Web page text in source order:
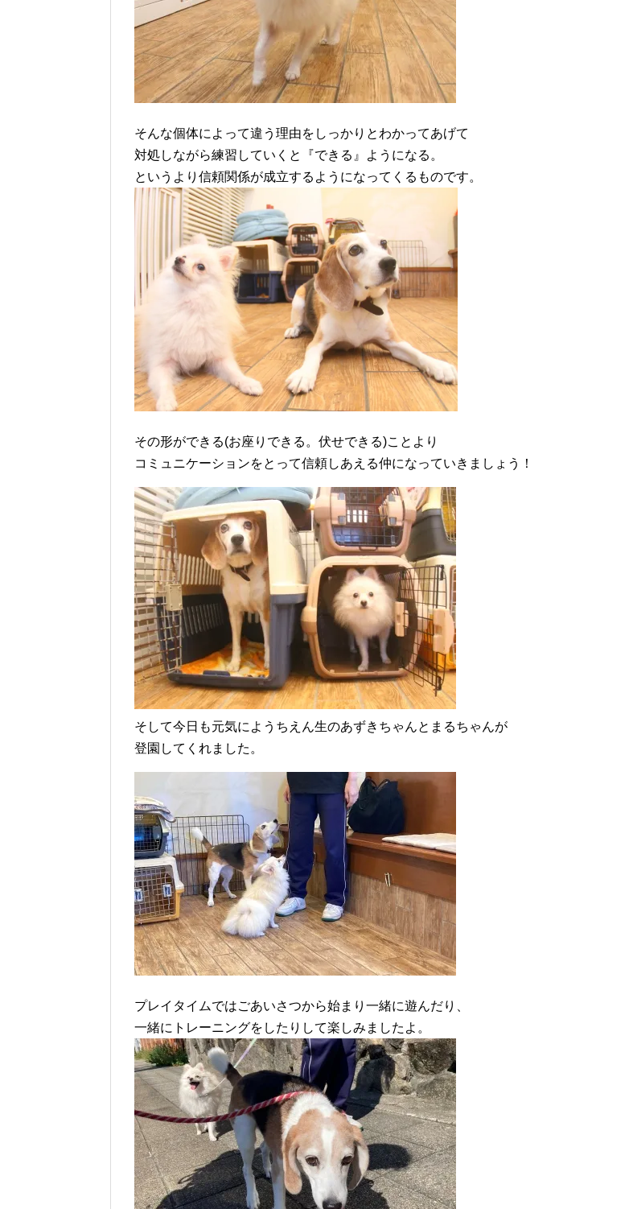
そんな個体によって違う理由をしっかりとわかってあげて
対処しながら練習していくと『できる』ようになる。
というより信頼関係が成立するようになってくるものです。
その形ができる(お座りできる。伏せできる)ことより
コミュニケーションをとって信頼しあえる仲になっていきましょう！
そして今日も元気にようちえん生のあずきちゃんとまるちゃんが
登園してくれました。
プレイタイムではごあいさつから始まり一緒に遊んだり、
一緒にトレーニングをしたりして楽しみましたよ。